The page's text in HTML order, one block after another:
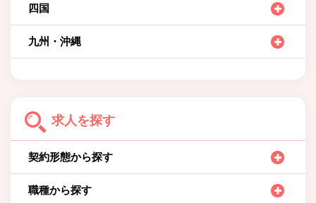
四国
九州・沖縄
求人を探す
契約形態から探す
職種から探す